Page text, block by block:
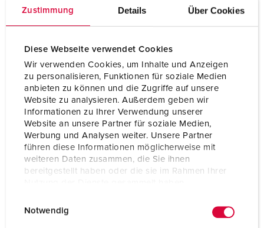
Zustimmung Details Über Cookies
Diese Webseite verwendet Cookies
Wir verwenden Cookies, um Inhalte und Anzeigen
zu personalisieren, Funktionen für soziale Medien
anbieten zu können und die Zugriffe auf unsere
Website zu analysieren. Außerdem geben wir
Informationen zu Ihrer Verwendung unserer
Website an unsere Partner für soziale Medien,
Werbung und Analysen weiter. Unsere Partner
führen diese Informationen möglicherweise mit
weiteren Daten zusammen, die Sie ihnen
bereitgestellt haben oder die sie im Rahmen Ihrer
Notwendig
Behuizing materiaal